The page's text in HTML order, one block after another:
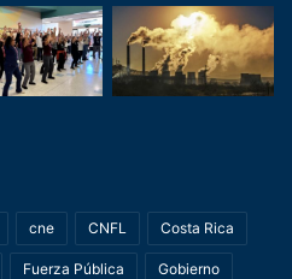
cne CNFL Costa Rica
Fuerza Pública Gobierno